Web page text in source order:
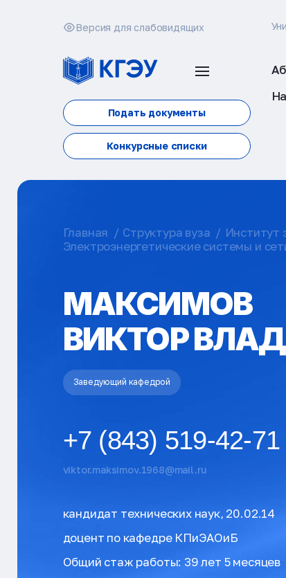
Версия для слабовидящих
Подать документы
Конкурсные списки
Главная Структура вуза
Институт
Электроэнергетические системы и
МАКСИМОВ
ВИКТОР
Заведующий кафедрой
+7 (843) 519-42-71
viktor.maksimov.1968@mail.ru
кандидат технических наук, 20.02.14
доцент по кафедре КПиЭАОиБ
Общий стаж работы: 39 лет 5 месяцев